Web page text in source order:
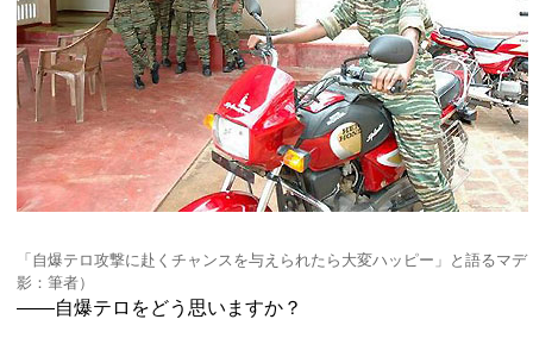
「自爆テロ攻撃に赴くチャンスを与えられたら大変ハッピー」と語るマ
影：筆者）
――自爆テロをどう思いますか？